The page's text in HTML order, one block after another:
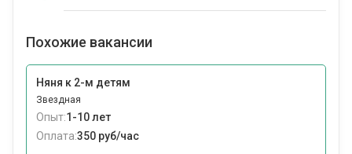
Похожие вакансии
Няня к 2-м детям
Звездная
Опыт:1-10 лет
Оплата:350 руб/час